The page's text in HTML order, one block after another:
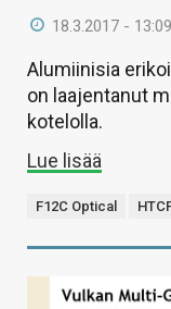
18.3.2017 - 13:09
Alumiinisia
on laajentanut
kotelolla.
Lue lisää
F12C Optical